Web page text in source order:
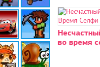
во время